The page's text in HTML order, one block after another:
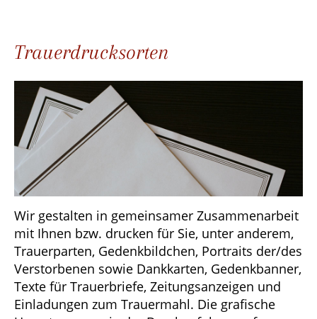
Trauerdrucksorten
Wir gestalten in gemeinsamer Zusammenarbeit
mit Ihnen bzw. drucken für Sie, unter anderem,
Trauerparten, Gedenkbildchen, Portraits der/des
Verstorbenen sowie Dankkarten, Gedenkbanner,
Texte für Trauerbriefe, Zeitungsanzeigen und
Einladungen zum Trauermahl. Die grafische